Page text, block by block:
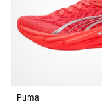
Puma